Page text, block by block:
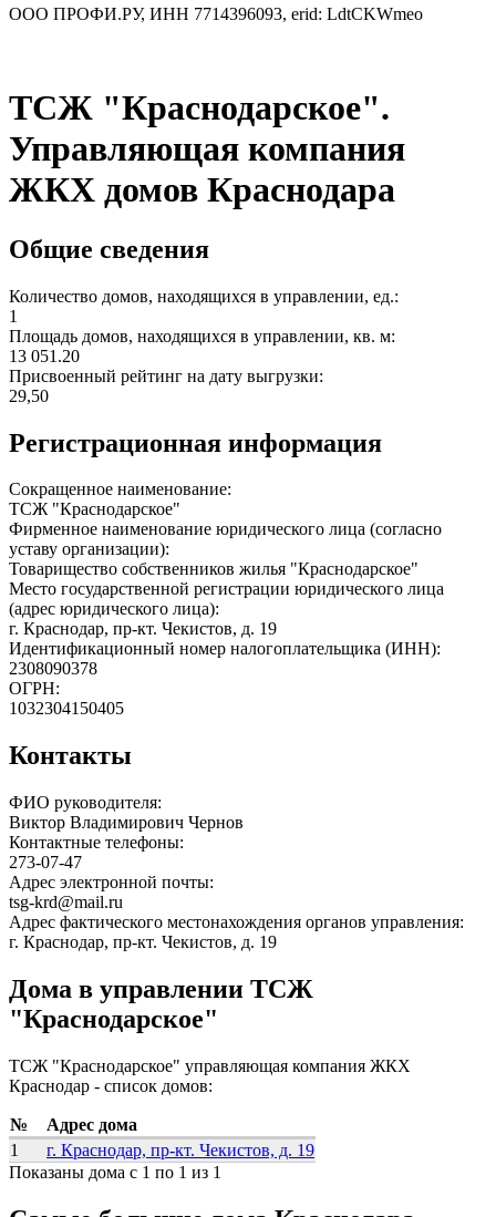
ООО ПРОФИ.РУ, ИНН 7714396093, erid: LdtCKWmeo
ТСЖ "Краснодарское".
Управляющая компания
ЖКХ домов Краснодара
Общие сведения
Количество домов, находящихся в управлении, ед.:
1
Площадь домов, находящихся в управлении, кв. м:
13 051.20
Присвоенный рейтинг на дату выгрузки:
29,50
Регистрационная информация
Сокращенное наименование:
ТСЖ "Краснодарское"
Фирменное наименование юридического лица (согласно
уставу организации):
Товарищество собственников жилья "Краснодарское"
Место государственной регистрации юридического лица
(адрес юридического лица):
г. Краснодар, пр-кт. Чекистов, д. 19
Идентификационный номер налогоплательщика (ИНН):
2308090378
ОГРН:
1032304150405
Контакты
ФИО руководителя:
Виктор Владимирович Чернов
Контактные телефоны:
273-07-47
Адрес электронной почты:
tsg-krd@mail.ru
Адрес фактического местонахождения органов управления:
г. Краснодар, пр-кт. Чекистов, д. 19
Дома в управлении ТСЖ
"Краснодарское"
ТСЖ "Краснодарское" управляющая компания ЖКХ
Краснодар - список домов:
№
Адрес дома
1
г. Краснодар, пр-кт. Чекистов, д. 19
Показаны дома с 1 по 1 из 1